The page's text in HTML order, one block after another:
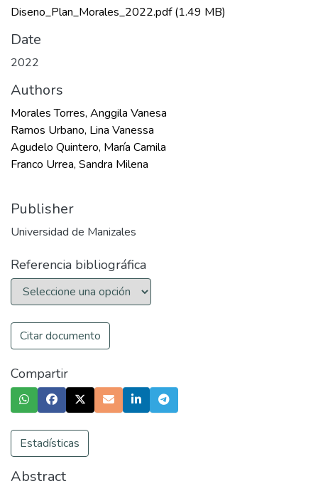
Diseno_Plan_Morales_2022.pdf(1.49 MB)
Date
2022
Authors
Morales Torres, Anggila Vanesa
Ramos Urbano, Lina Vanessa
Agudelo Quintero, María Camila
Franco Urrea, Sandra Milena
Publisher
Universidad de Manizales
Referencia bibliográfica
Citar documento
Compartir
Estadísticas
Abstract